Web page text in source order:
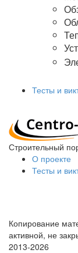
Тесты и
Строительный
О проекте
Тесты и
Копирование
активной, не
2013-2026